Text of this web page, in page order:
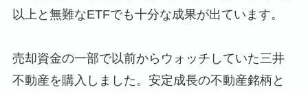
以上と無難なETFでも十分な成果が出ています。
売却資金の一部で以前からウォッチしていた三井
不動産を購入しました。安定成長の不動産銘柄と